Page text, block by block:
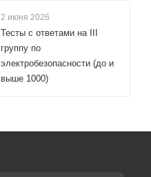
2 июня 2026
Тесты с ответами на III
группу по
электробезопасности (до и
выше 1000)